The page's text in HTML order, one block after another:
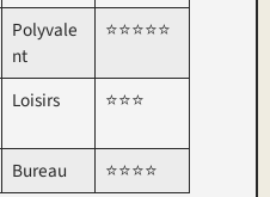
Polyvale
nt
⭐⭐⭐⭐⭐
Loisirs ⭐⭐⭐
Bureau ⭐⭐⭐⭐